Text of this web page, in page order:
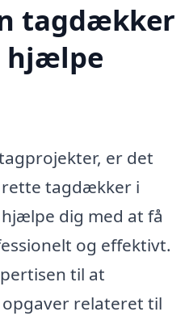
tagdækker
hjælpe
er det
tagdækker i
dig med at få
og effektivt.
til at
relateret til